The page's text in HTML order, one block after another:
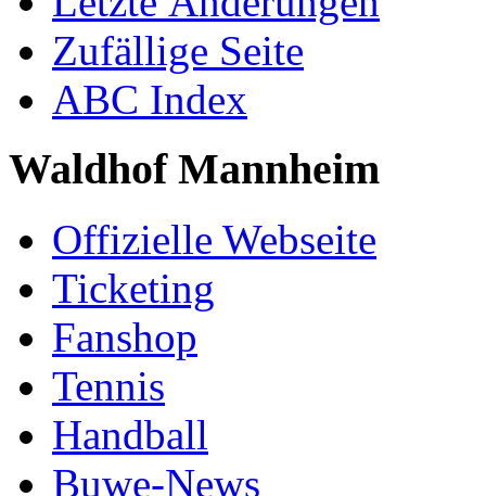
Zufällige Seite
ABC Index
Waldhof Mannheim
Offizielle Webseite
Ticketing
Fanshop
Tennis
Handball
Buwe-News